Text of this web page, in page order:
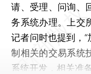
请、受理、问询、
务系统办理。上交
记者问时也提到，
制相关的交易系统
系统开发，相关准